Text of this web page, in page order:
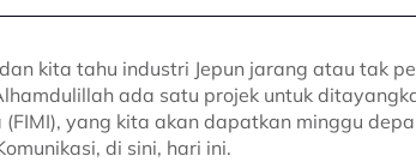
kita tahu industri Jepun jarang atau tak
ada satu projek untuk
yang kita akan dapatkan minggu
di sini, hari ini.